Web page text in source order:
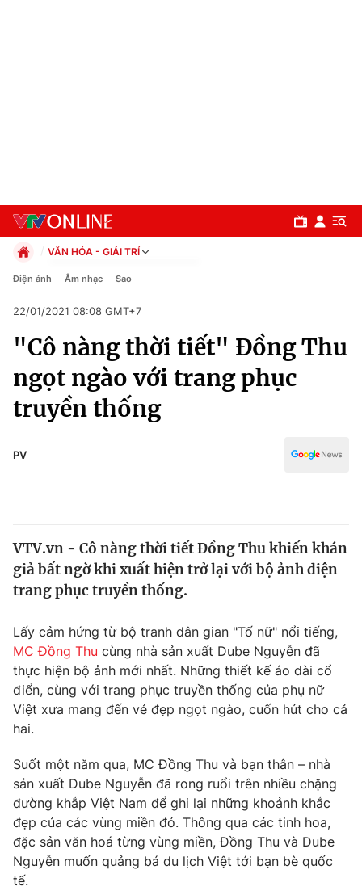
Chuyên mục
Chính trị
Xã hội
Pháp luật
Thế giới
Tin tức
Câu chuyện quốc tế
Kinh tế
Tài chính
Thị trường
Góc doanh nghiệp
Dữ liệu và đời sống
Truyền hình
Phim VTV
Hậu trường
Nhân vật
Khán giả
Giải sao mai
Điện ảnh
Âm nhạc
Sao
Đời sống
Du lịch
Làm đẹp
Chất lượng cuộc sống
Giáo dục
Tuyển sinh
Công nghệ
VĂN HÓA - GIẢI TRÍ
Chính trị
Pháp luật
Kinh tế
Thể thao
Truyền hình
Văn hóa - Giải trí
Y tế
Điện ảnh Âm nhạc Sao
22/01/2021 08:08 GMT+7
"Cô nàng thời tiết" Đồng Thu
ngọt ngào với trang phục
truyền thống
PV
VTV.vn - Cô nàng thời tiết Đồng Thu khiến khán
giả bất ngờ khi xuất hiện trở lại với bộ ảnh diện
trang phục truyền thống.
Lấy cảm hứng từ bộ tranh dân gian "Tố nữ" nổi tiếng,
MC Đồng Thu cùng nhà sản xuất Dube Nguyễn đã
thực hiện bộ ảnh mới nhất. Những thiết kế áo dài cổ
điển, cùng với trang phục truyền thống của phụ nữ
Việt xưa mang đến vẻ đẹp ngọt ngào, cuốn hút cho cả
hai.
Suốt một năm qua, MC Đồng Thu và bạn thân – nhà
sản xuất Dube Nguyễn đã rong ruổi trên nhiều chặng
đường khắp Việt Nam để ghi lại những khoảnh khắc
đẹp của các vùng miền đó. Thông qua các tinh hoa,
đặc sản văn hoá từng vùng miền, Đồng Thu và Dube
Nguyễn muốn quảng bá du lịch Việt tới bạn bè quốc
tế.